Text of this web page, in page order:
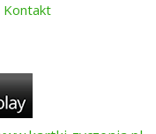
Kontakt